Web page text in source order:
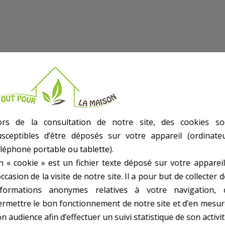
un moyen de vivre mieux ou de manger mieux quel que soit le type
De Protection ref.
À Ajuster
de la consultation de notre site, des cookies
d’être déposés sur votre appareil
portable ou tablette).
« cookie » est un fichier texte déposé sur votre
de la visite de notre site. Il a pour but de collecter
anonymes relatives à votre navigation,
le bon fonctionnement de notre site et d’en
audience afin d’effectuer un suivi statistique de son